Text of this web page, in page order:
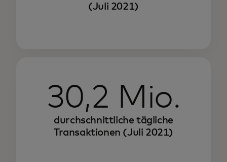
(Juli 2021)
30,2 Mio.
durchschnittliche tägliche
Transaktionen (Juli 2021)